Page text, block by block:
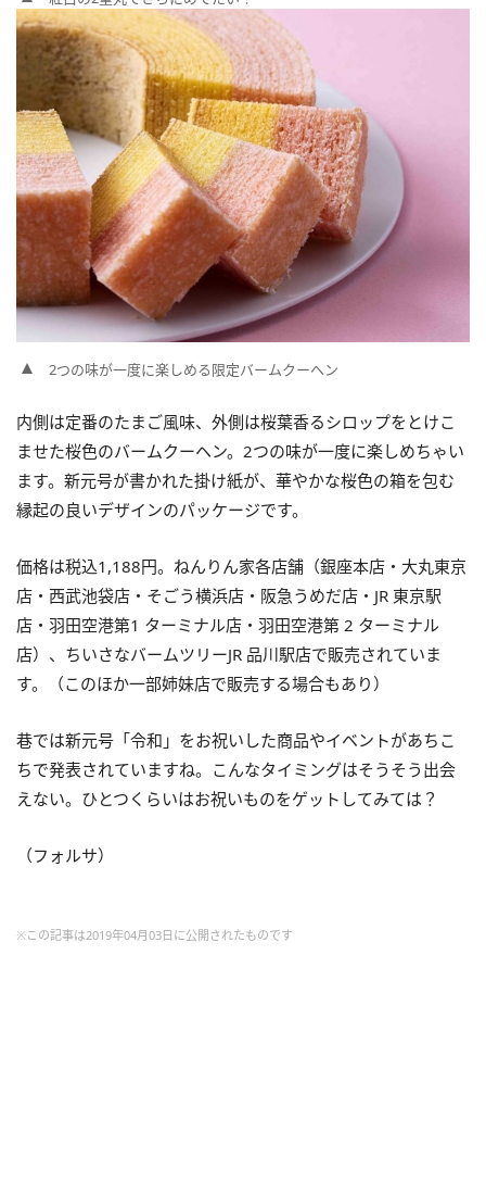
2つの味が一度に楽しめる限定バームクーヘン
内側は定番のたまご風味、外側は桜葉香るシロップをとけこ
ませた桜色のバームクーヘン。2つの味が一度に楽しめちゃい
ます。新元号が書かれた掛け紙が、華やかな桜色の箱を包む
縁起の良いデザインのパッケージです。
価格は税込1,188円。ねんりん家各店舗（銀座本店・大丸東京
店・西武池袋店・そごう横浜店・阪急うめだ店・JR 東京駅
店・羽田空港第1 ターミナル店・羽田空港第 2 ターミナル
店）、ちいさなバームツリーJR 品川駅店で販売されていま
す。（このほか一部姉妹店で販売する場合もあり）
巷では新元号「令和」をお祝いした商品やイベントがあちこ
ちで発表されていますね。こんなタイミングはそうそう出会
えない。ひとつくらいはお祝いものをゲットしてみては？
（フォルサ）
※この記事は2019年04月03日に公開されたものです